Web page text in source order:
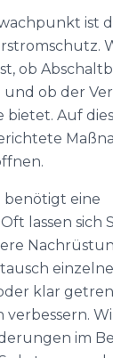
ist
ob
ob der
bietet. Auf
benötigt eine
lassen sich
klar
im